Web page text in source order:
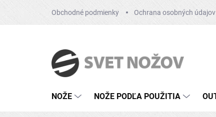
Obchodné podmienky Ochrana osobných údajov
NOŽE NOŽE PODĽA POUŽITIA